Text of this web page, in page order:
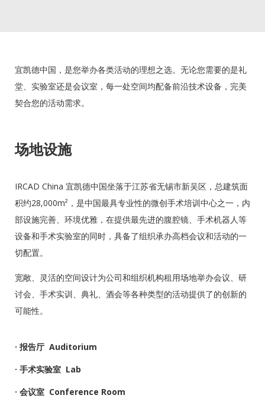
宜凯德中国，是您举办各类活动的理想之选。无论您需要的是礼
堂、实验室还是会议室，每一处空间均配备前沿技术设备，完美
契合您的活动需求。
场地设施
IRCAD China 宜凯德中国坐落于江苏省无锡市新吴区，总建筑面
积约28,000m²，是中国最具专业性的微创手术培训中心之一，内
部设施完善、环境优雅，在提供最先进的腹腔镜、手术机器人等
设备和手术实验室的同时，具备了组织承办高档会议和活动的一
切配置。
宽敞、灵活的空间设计为公司和组织机构租用场地举办会议、研
讨会、手术实训、典礼、酒会等各种类型的活动提供了的创新的
可能性。
· 报告厅 Auditorium
· 手术实验室 Lab
· 会议室 Conference Room